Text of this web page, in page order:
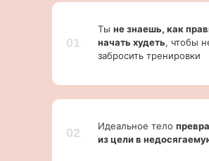
Ты не знаешь, как
начать худеть, чтобы
забросить тренировки
01
Идеальное тело
из цели в
02